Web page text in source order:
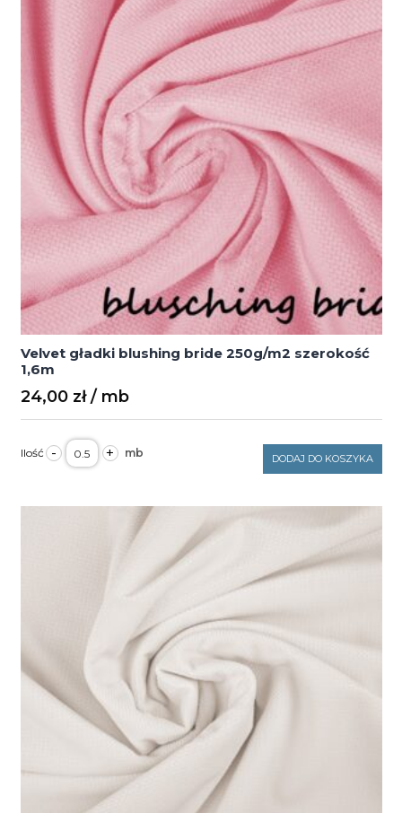
Velvet gładki blushing bride 250g/m2 szerokość
1,6m
24,00 zł
- ilość
Velvet
gładki
+ DODAJ DO KOSZYKA